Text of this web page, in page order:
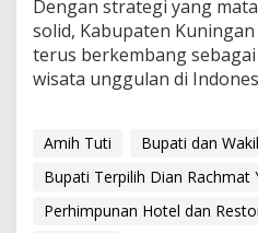
Dengan strategi yang
solid, Kabupaten
terus berkembang
wisata unggulan di
Amih Tuti
Bupati dan
Bupati Terpilih Dian Rachmat
Perhimpunan Hotel dan